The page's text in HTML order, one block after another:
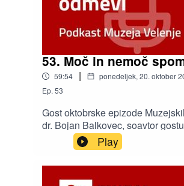
53. Moč in nemoč
59:54 | ponedeljek, 20. oktober
Ep. 53
Gost oktobrske epizode
dr. Bojan Balkovec, soavtor
Moč in nemoč spomenikov, na
predstavljena usoda spomenikov
narodnoosvobodilnega boja
socialistične revolucije na
Play